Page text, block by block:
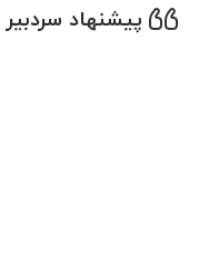
پیشنهاد سردبیر